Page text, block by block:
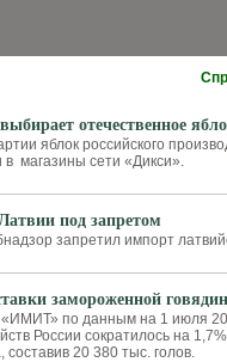
отечественное
яблок российского
в магазины сети «Дикси».
под запретом
запретил импорт
замороженной
по данным на 1 июля
России сократилось на
20 380 тыс. голов.